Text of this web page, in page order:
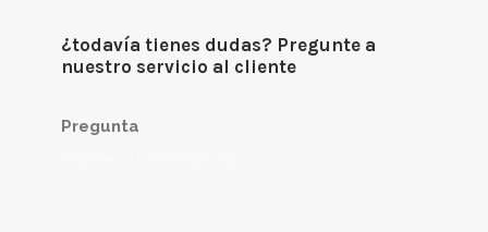
¿todavía tienes dudas? Pregunte a
nuestro servicio al cliente
Pregunta